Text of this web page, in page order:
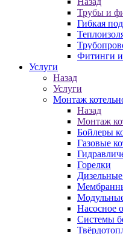
Трубы и
Гибкая
Фитинги и
Услуги
Назад
Услуги
Монтаж
Назад
Монтаж
Бойлеры
Газовые
Горелки
Насосное
Системы